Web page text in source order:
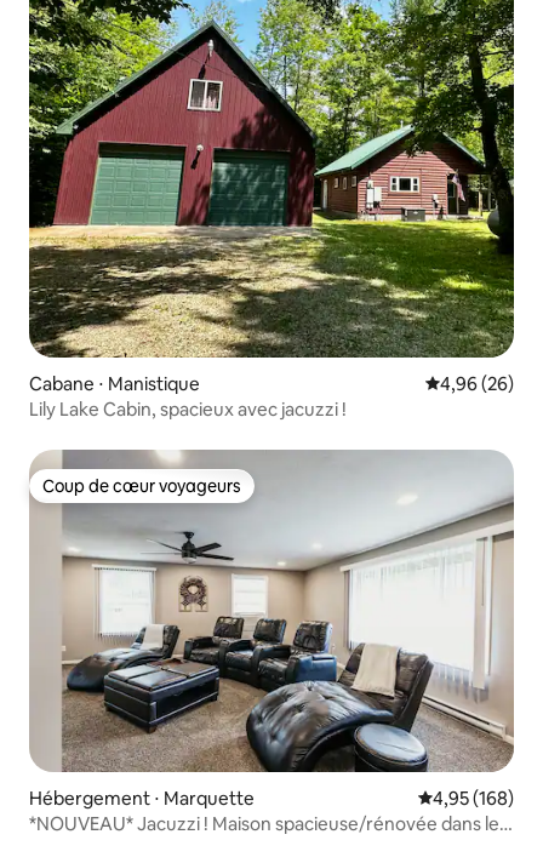
Cabane ⋅ Manistique Évaluation
4,96 (26)
Lily Lake Cabin, spacieux avec jacuzzi !
Coup de cœur voyageurs
Coup de cœur voyageurs
Hébergement ⋅ Marquette Évaluation
4,95 (168)
*NOUVEAU* Jacuzzi ! Maison spacieuse/rénovée dans le